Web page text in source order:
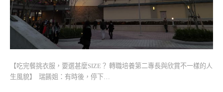
【吃完餐挑衣服，要選甚麼SIZE？ 轉職培養第二專長與欣賞不一樣的人
生風貌】 瑞餚姐：有時後，停下…